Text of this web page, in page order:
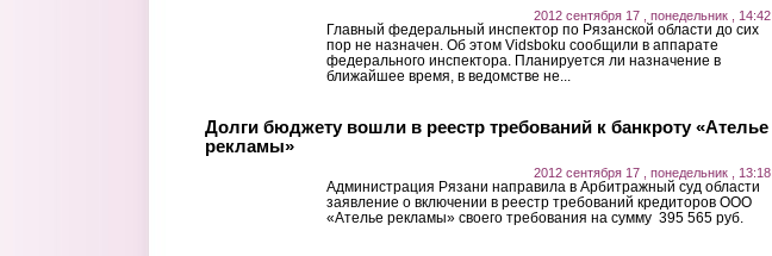
2012 сентября 17 , понедельник , 14:42
Главный федеральный инспектор по Рязанской области до сих
пор не назначен. Об этом Vidsboku сообщили в аппарате
федерального инспектора. Планируется ли назначение в
ближайшее время, в ведомстве не...
Долги бюджету вошли в реестр требований к банкроту «Ателье
рекламы»
2012 сентября 17 , понедельник , 13:18
Администрация Рязани направила в Арбитражный суд области
заявление о включении в реестр требований кредиторов ООО
«Ателье рекламы» своего требования на сумму 395 565 руб.